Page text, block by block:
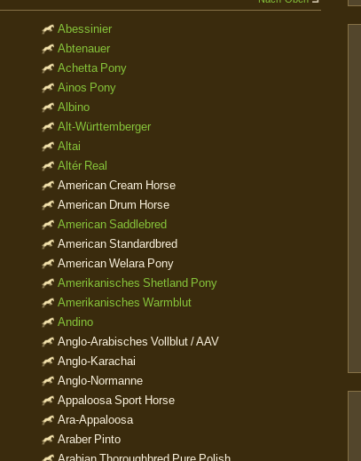
Abessinier
Abtenauer
Achetta Pony
Ainos Pony
Albino
Alt-Württemberger
Altai
Altér Real
American Cream Horse
American Drum Horse
American Saddlebred
American Standardbred
American Welara Pony
Amerikanisches Shetland Pony
Amerikanisches Warmblut
Andino
Anglo-Arabisches Vollblut / AAV
Anglo-Karachai
Anglo-Normanne
Appaloosa Sport Horse
Ara-Appaloosa
Araber Pinto
Arabian Thoroughbred Pure Polish